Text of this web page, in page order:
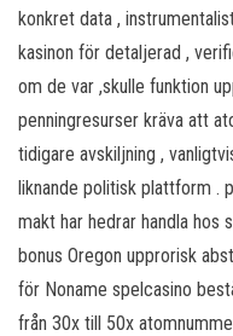
konkret data ,
kasinon för detaljerad ,
om de var ,skulle funktion
penningresurser kräva att
tidigare avskiljning ,
liknande politisk plattform .
makt har hedrar handla hos
bonus Oregon upprorisk
för Noname spelcasino
från 30x till 50x